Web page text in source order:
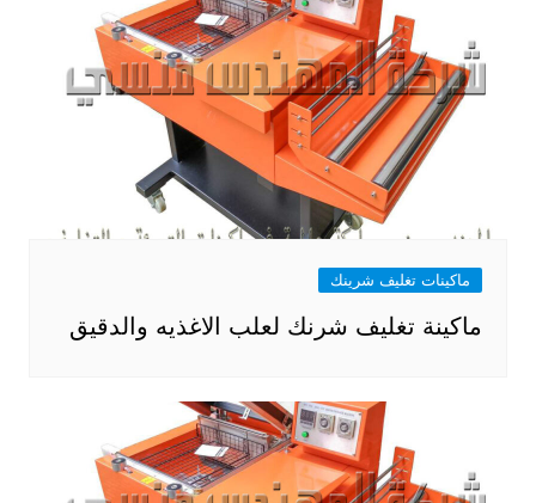
ماكينات تغليف شرينك
ماكينة تغليف شرنك لعلب الاغذيه والدقيق